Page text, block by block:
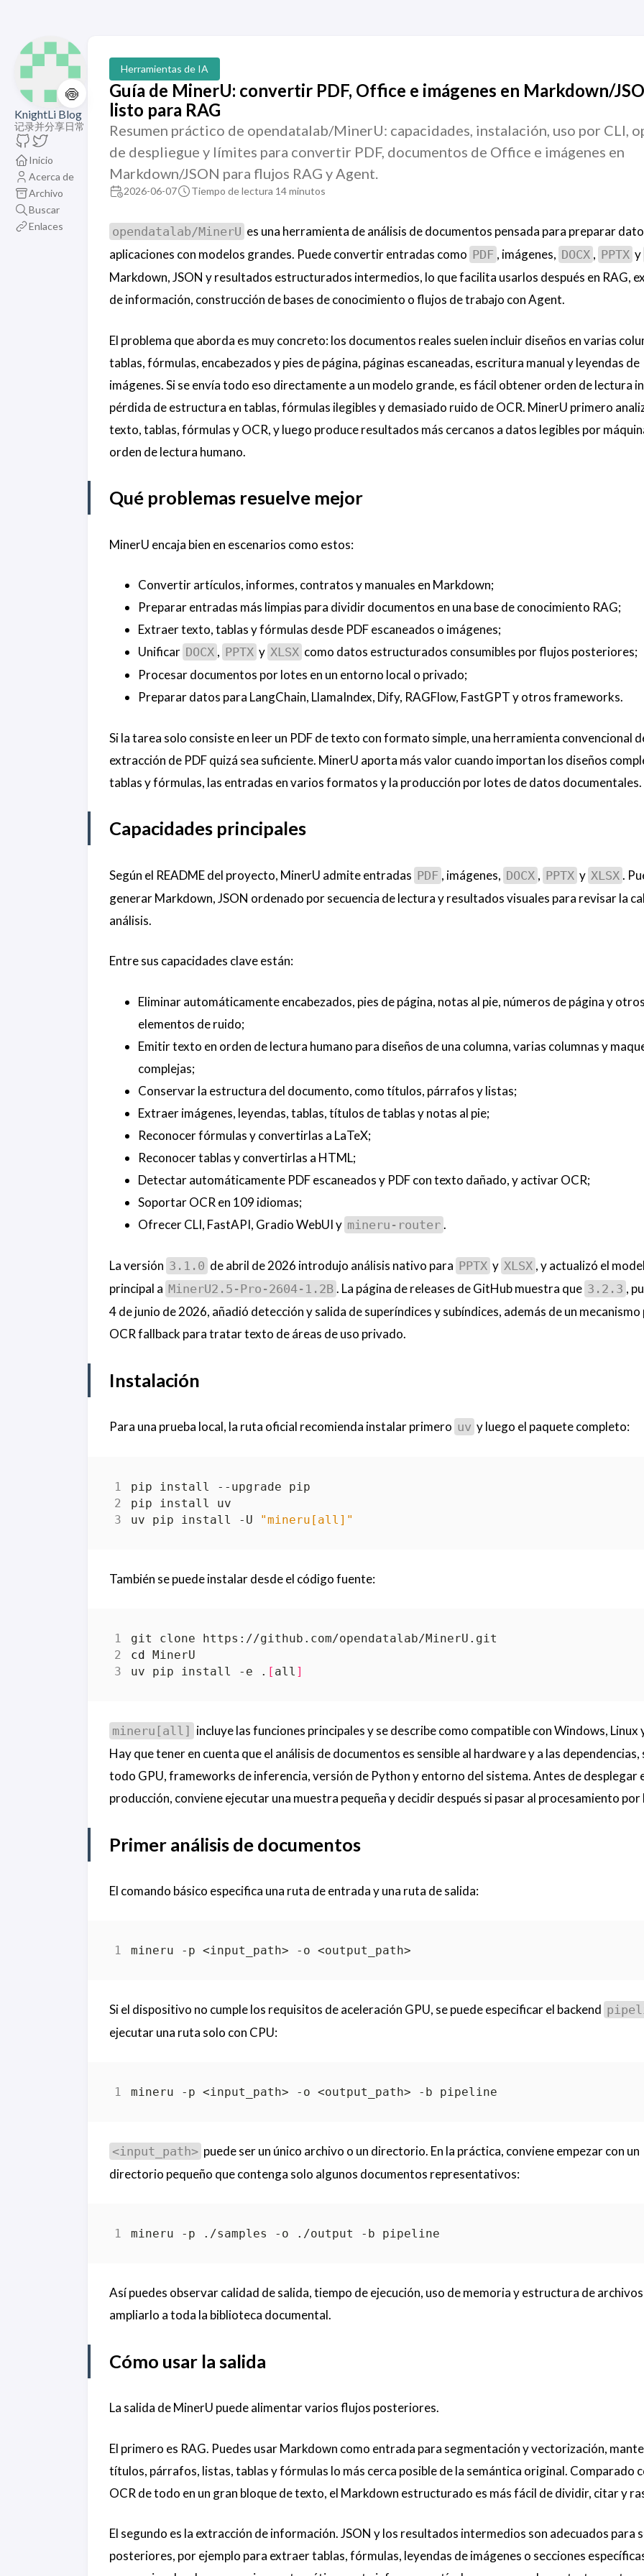
🍥
KnightLi Blog
记录并分享日常
Inicio
Acerca de
Archivo
Buscar
Enlaces
Herramientas de IA
Guía de MinerU: convertir PDF, Office e imágenes en Markdown/
listo para RAG
Resumen práctico de opendatalab/MinerU: capacidades, instalación, uso por CLI,
de despliegue y límites para convertir PDF, documentos de Office e imágenes en
Markdown/JSON para flujos RAG y Agent.
2026-06-07 Tiempo de lectura 14 minutos
opendatalab/MinerU es una herramienta de análisis de documentos pensada para preparar
aplicaciones con modelos grandes. Puede convertir entradas como PDF , imágenes, DOCX , PPTX y
Markdown, JSON y resultados estructurados intermedios, lo que facilita usarlos después en RAG,
de información, construcción de bases de conocimiento o flujos de trabajo con Agent.
El problema que aborda es muy concreto: los documentos reales suelen incluir diseños en varias
tablas, fórmulas, encabezados y pies de página, páginas escaneadas, escritura manual y leyendas de
imágenes. Si se envía todo eso directamente a un modelo grande, es fácil obtener orden de lectura
pérdida de estructura en tablas, fórmulas ilegibles y demasiado ruido de OCR. MinerU primero
texto, tablas, fórmulas y OCR, y luego produce resultados más cercanos a datos legibles por
orden de lectura humano.
Qué problemas resuelve mejor
MinerU encaja bien en escenarios como estos:
Convertir artículos, informes, contratos y manuales en Markdown;
Preparar entradas más limpias para dividir documentos en una base de conocimiento RAG;
Extraer texto, tablas y fórmulas desde PDF escaneados o imágenes;
Unificar DOCX , PPTX y XLSX como datos estructurados consumibles por flujos posteriores;
Procesar documentos por lotes en un entorno local o privado;
Preparar datos para LangChain, LlamaIndex, Dify, RAGFlow, FastGPT y otros frameworks.
Si la tarea solo consiste en leer un PDF de texto con formato simple, una herramienta convencional
extracción de PDF quizá sea suficiente. MinerU aporta más valor cuando importan los diseños
tablas y fórmulas, las entradas en varios formatos y la producción por lotes de datos documentales.
Capacidades principales
Según el README del proyecto, MinerU admite entradas PDF , imágenes, DOCX , PPTX y XLSX .
generar Markdown, JSON ordenado por secuencia de lectura y resultados visuales para revisar la
análisis.
Entre sus capacidades clave están:
Eliminar automáticamente encabezados, pies de página, notas al pie, números de página y otros
elementos de ruido;
Emitir texto en orden de lectura humano para diseños de una columna, varias columnas y
complejas;
Conservar la estructura del documento, como títulos, párrafos y listas;
Extraer imágenes, leyendas, tablas, títulos de tablas y notas al pie;
Reconocer fórmulas y convertirlas a LaTeX;
Reconocer tablas y convertirlas a HTML;
Detectar automáticamente PDF escaneados y PDF con texto dañado, y activar OCR;
Soportar OCR en 109 idiomas;
Ofrecer CLI, FastAPI, Gradio WebUI y mineru-router .
La versión 3.1.0 de abril de 2026 introdujo análisis nativo para PPTX y XLSX , y actualizó el
principal a MinerU2.5-Pro-2604-1.2B . La página de releases de GitHub muestra que 3.2.3 ,
4 de junio de 2026, añadió detección y salida de superíndices y subíndices, además de un
OCR fallback para tratar texto de áreas de uso privado.
Instalación
Para una prueba local, la ruta oficial recomienda instalar primero uv y luego el paquete completo:
uv pip install -U
"mineru[all]"
También se puede instalar desde el código fuente:
cd
uv pip install -e . [ all ]
mineru[all]
incluye las funciones principales y se describe como compatible con Windows, Linux
Hay que tener en cuenta que el análisis de documentos es sensible al hardware y a las dependencias,
todo GPU, frameworks de inferencia, versión de Python y entorno del sistema. Antes de desplegar
producción, conviene ejecutar una muestra pequeña y decidir después si pasar al procesamiento por
Primer análisis de documentos
El comando básico especifica una ruta de entrada y una ruta de salida:
Si el dispositivo no cumple los requisitos de aceleración GPU, se puede especificar el backend
ejecutar una ruta solo con CPU:
<input_path> puede ser un único archivo o un directorio. En la práctica, conviene empezar con un
directorio pequeño que contenga solo algunos documentos representativos:
Así puedes observar calidad de salida, tiempo de ejecución, uso de memoria y estructura de
ampliarlo a toda la biblioteca documental.
Cómo usar la salida
La salida de MinerU puede alimentar varios flujos posteriores.
El primero es RAG. Puedes usar Markdown como entrada para segmentación y vectorización,
títulos, párrafos, listas, tablas y fórmulas lo más cerca posible de la semántica original. Comparado
OCR de todo en un gran bloque de texto, el Markdown estructurado es más fácil de dividir, citar y
El segundo es la extracción de información. JSON y los resultados intermedios son adecuados para
posteriores, por ejemplo para extraer tablas, fórmulas, leyendas de imágenes o secciones